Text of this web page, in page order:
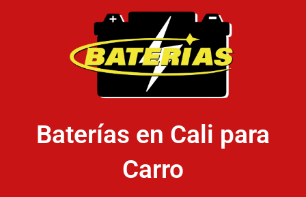
Baterías en Cali para
Carro